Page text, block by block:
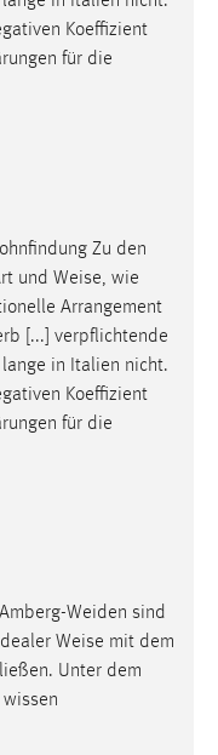
Koeffizient
für die
Zu den
und Weise, wie
Arrangement
[...] verpflichtende
in Italien nicht.
Koeffizient
für die
Weiden sind
Weise mit dem
Unter dem